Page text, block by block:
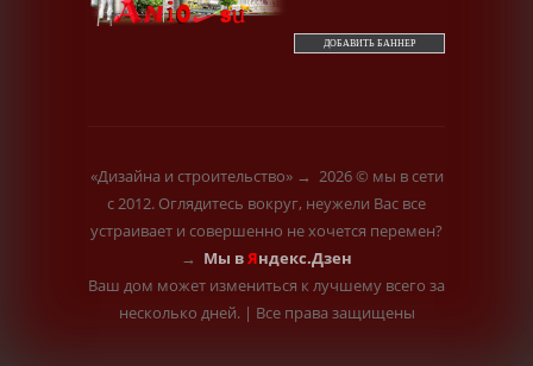
ДОБАВИТЬ БАННЕР
«Дизайна и строительство»→ 2026© мы в сети
с 2012. Оглядитесь вокруг, неужели Вас все
устраивает и совершенно не хочется перемен?
→ Мы в Яндекс.Дзен
Ваш дом может измениться к лучшему всего за
несколько дней. | Все права защищены